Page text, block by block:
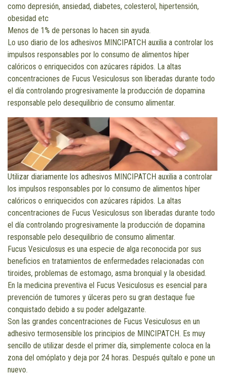
como depresión, ansiedad, diabetes, colesterol, hipertensión,
obesidad etc
Menos de 1% de personas lo hacen sin ayuda.
Lo uso diario de los adhesivos MINCIPATCH auxilia a controlar los
impulsos responsables por lo consumo de alimentos híper
calóricos o enriquecidos con azúcares rápidos. La altas
concentraciones de Fucus Vesiculosus son liberadas durante todo
el día controlando progresivamente la producción de dopamina
responsable pelo desequilibrio de consumo alimentar.
Utilizar diariamente los adhesivos MINCIPATCH auxilia a controlar
los impulsos responsables por lo consumo de alimentos híper
calóricos o enriquecidos con azúcares rápidos. La altas
concentraciones de Fucus Vesiculosus son liberadas durante todo
el día controlando progresivamente la producción de dopamina
responsable pelo desequilibrio de consumo alimentar.
Fucus Vesiculosus es una especie de alga reconocida por sus
beneficios en tratamientos de enfermedades relacionadas con
tiroides, problemas de estomago, asma bronquial y la obesidad.
En la medicina preventiva el Fucus Vesiculosus es esencial para
prevención de tumores y úlceras pero su gran destaque fue
conquistado debido a su poder adelgazante.
Son las grandes concentraciones de Fucus Vesiculosus en un
adhesivo termosensible los principios de MINCIPATCH. Es muy
sencillo de utilizar desde el primer día, simplemente coloca en la
zona del omóplato y deja por 24 horas. Después quítalo e pone un
nuevo.